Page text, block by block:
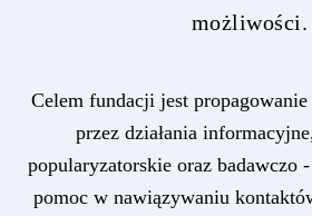
możliwości.
Celem fundacji jest
przez działania
popularyzatorskie oraz badawczo
pomoc w nawiązywaniu